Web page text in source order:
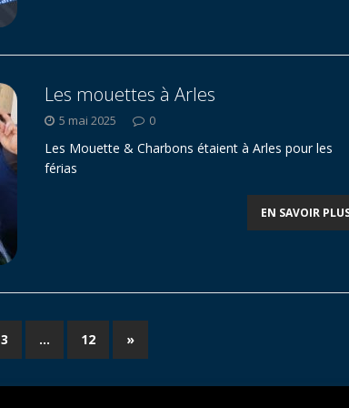
Les mouettes à Arles
5 mai 2025 0
Les Mouette & Charbons étaient à Arles pour les
férias
EN SAVOIR
3 … 12 »